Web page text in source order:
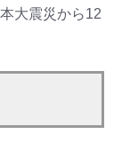
大震災から12